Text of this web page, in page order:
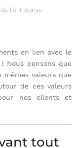
l’entreprise
en lien avec le
Nous pensons que
valeurs que
de ces valeurs
nos clients et
tout